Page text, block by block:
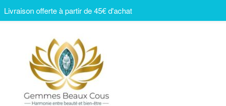
Livraison offerte à partir de 45€ d'achat